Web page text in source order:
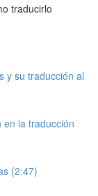
traducirlo
y su traducción al
en la traducción
(2:47)